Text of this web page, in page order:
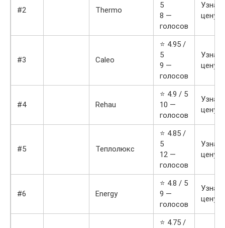
#2 Thermo
5
8 —
голосов
цену
#3 Caleo
⭐ 4.95 /
5
9 —
голосов
цену
#4 Rehau
⭐ 4.9 / 5
10 —
голосов
цену
#5 Теплолюкс
⭐ 4.85 /
5
12 —
голосов
цену
#6 Energy
⭐ 4.8 / 5
9 —
голосов
цену
⭐ 4.75 /